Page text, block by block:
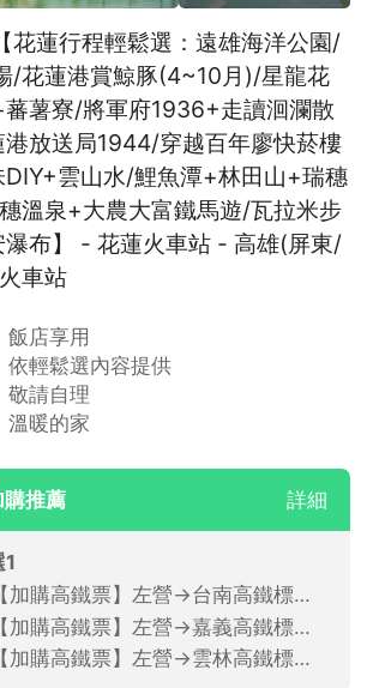
花蓮行程輕鬆選：遠雄海洋公園/
/花蓮港賞鯨豚(4~10月)/星龍花
薯寮/將軍府1936+走讀洄瀾散
放送局1944/穿越百年廖快菸樓
雲山水/鯉魚潭+林田山+瑞穗
溫泉+大農大富鐵馬遊/瓦拉米步
布】 - 花蓮火車站 - 高雄(屏東/
車站
飯店享用
依輕鬆選內容提供
敬請自理
溫暖的家
購推薦 詳細
【加購高鐵票】左營→台南高鐵標準車廂(單程票)
【加購高鐵票】左營→嘉義高鐵標準車廂(單程票)
【加購高鐵票】左營→雲林高鐵標準車廂(單程票)